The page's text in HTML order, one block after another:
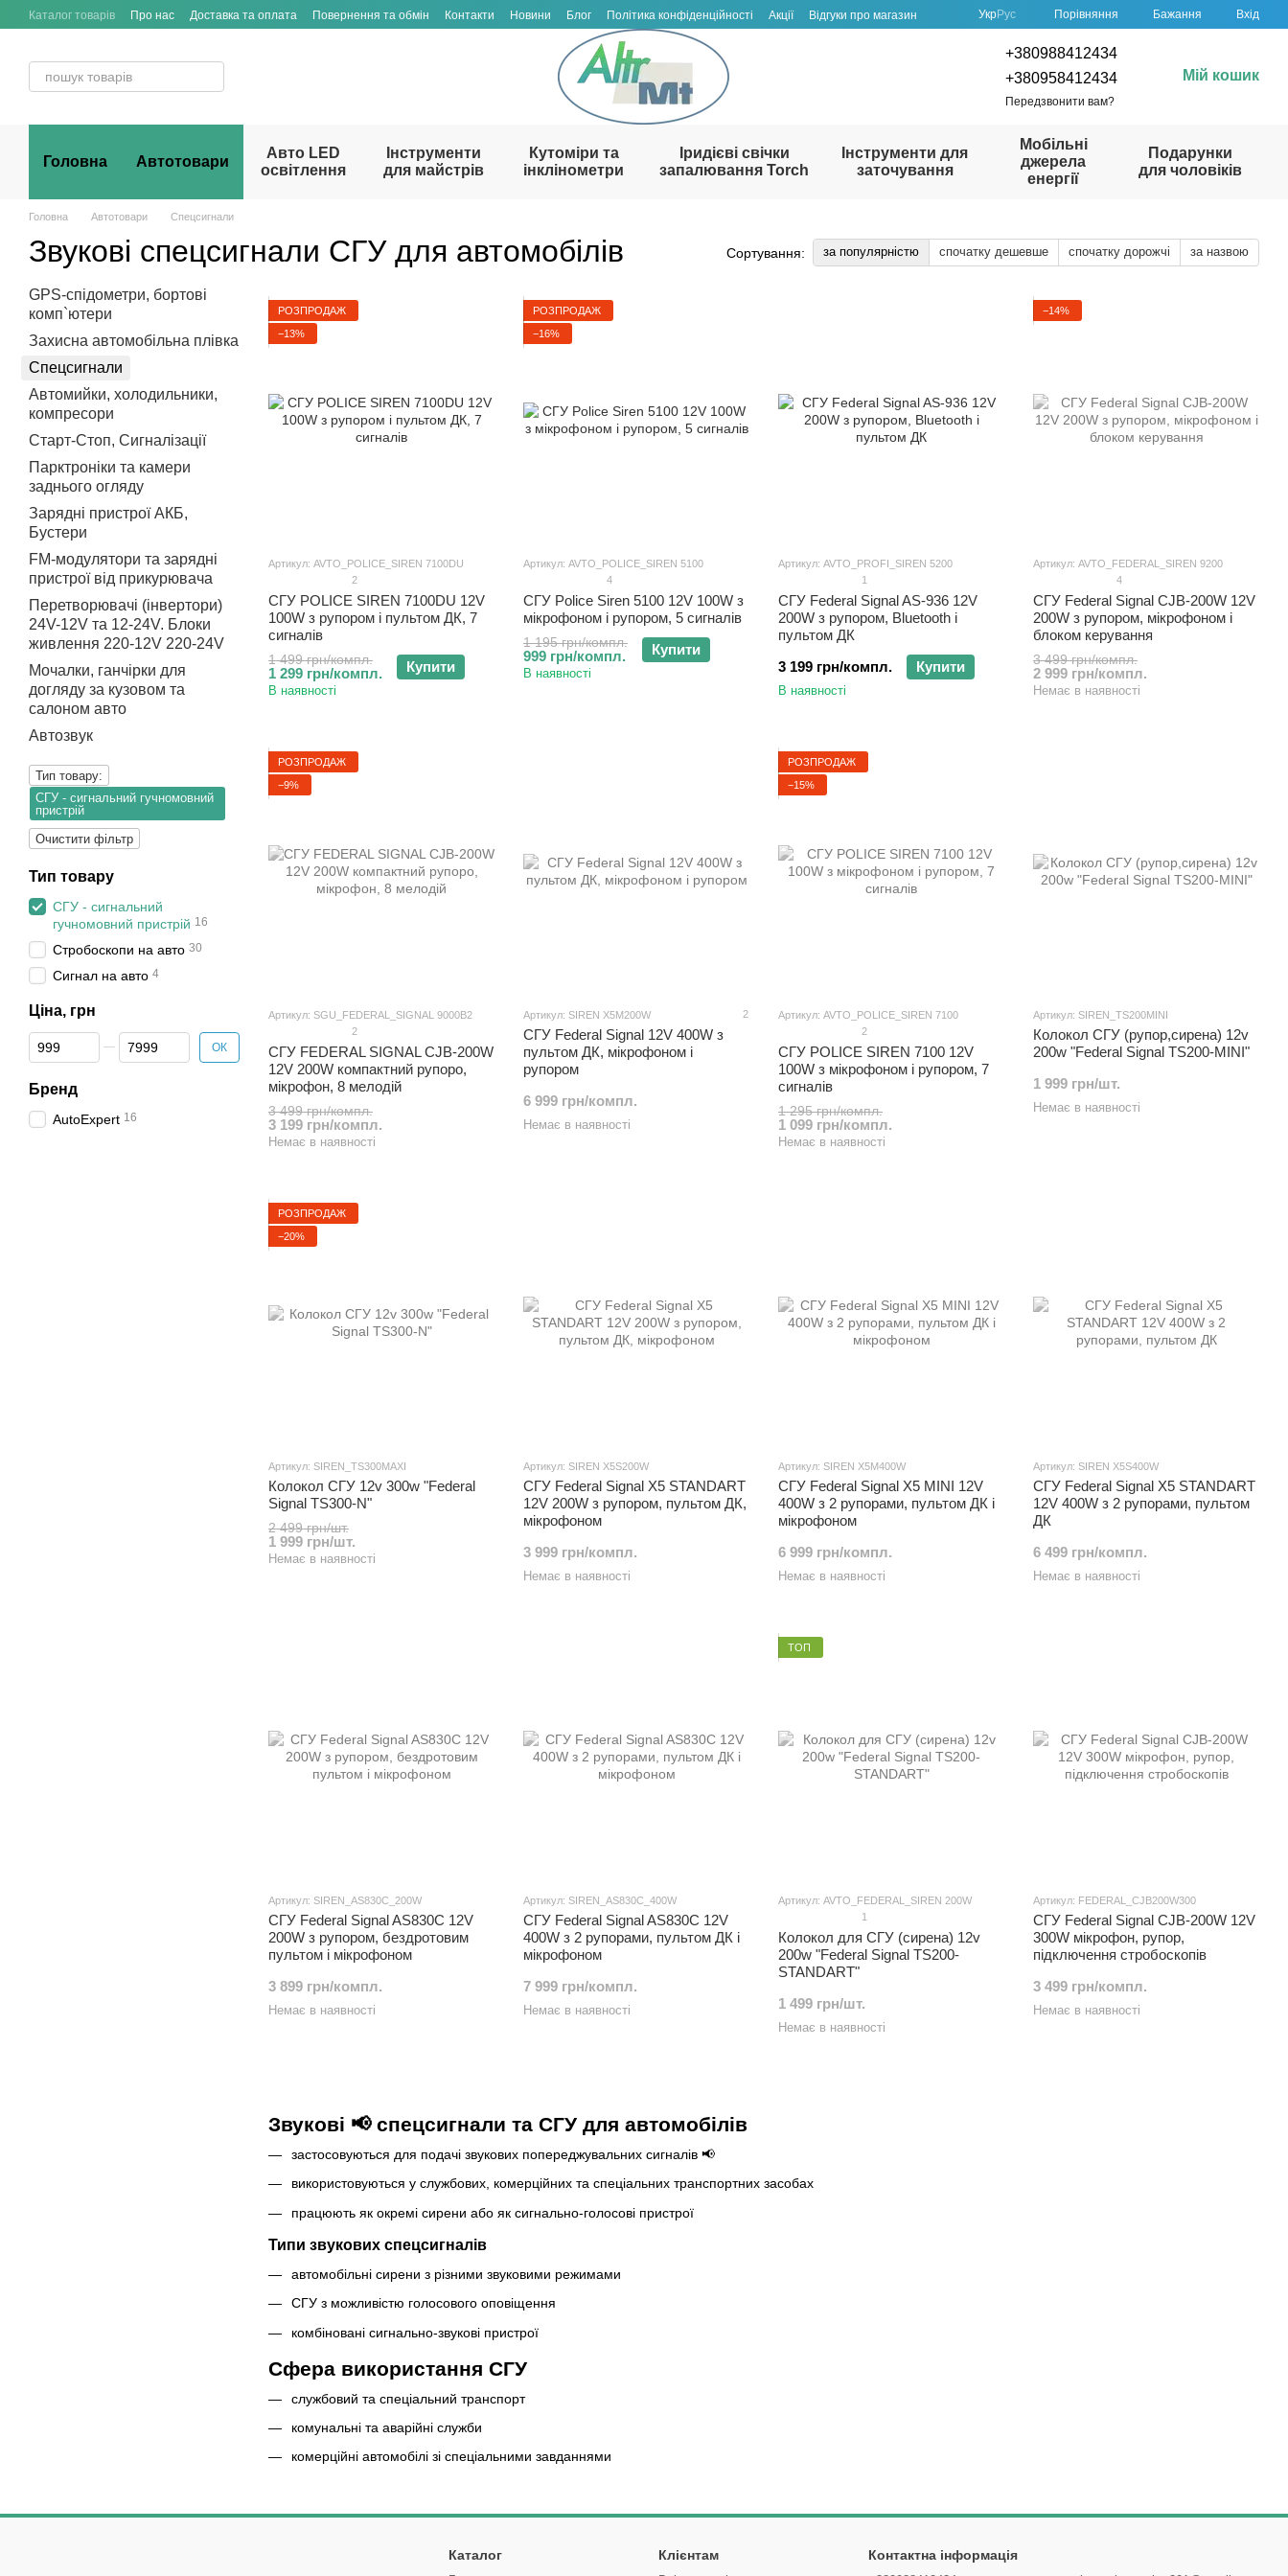
Перейти до основного контенту
Каталог товарів Про нас Доставка та оплата Повернення та обмін Контакти Новини Блог Політика конфіденційності Акції
Відгуки про магазин
УкрРус Порівняння Бажання Вхід
+380988412434
+380958412434
Передзвонити вам?
Мій кошик
Головна Автотовари
Авто LED
освітлення
Інструменти
для майстрів
Кутоміри та
інклінометри
Іридієві свічки
запалювання Torch
Інструменти для
заточування
Мобільні
джерела
енергії
Подарунки
для чоловіків
Головна Автотовари Спецсигнали
Звукові спецсигнали СГУ для автомобілів Сортування: за популярністю спочатку дешевше спочатку дорожчі за назвою
Звукові 📢 спецсигнали та СГУ для автомобілів
застосовуються для подачі звукових попереджувальних сигналів 📢
використовуються у службових, комерційних та спеціальних транспортних засобах
працюють як окремі сирени або як сигнально-голосові пристрої
Типи звукових спецсигналів
автомобільні сирени з різними звуковими режимами
СГУ з можливістю голосового оповіщення
комбіновані сигнально-звукові пристрої
Сфера використання СГУ
службовий та спеціальний транспорт
комунальні та аварійні служби
комерційні автомобілі зі спеціальними завданнями
РОЗПРОДАЖ
−13%
Артикул: AVTO_POLICE_SIREN 7100DU
2
СГУ POLICE SIREN 7100DU 12V
100W з рупором і пультом ДК, 7
сигналів
1 499 грн/компл.
1 299 грн/компл. Купити
В наявності
РОЗПРОДАЖ
−16%
Артикул: AVTO_POLICE_SIREN 5100
4
СГУ Police Siren 5100 12V 100W з
мікрофоном і рупором, 5 сигналів
1 195 грн/компл.
999 грн/компл. Купити
В наявності
Артикул: AVTO_PROFI_SIREN 5200
1
СГУ Federal Signal AS-936 12V
200W з рупором, Bluetooth і
пультом ДК
3 199 грн/компл.
Купити
В наявності
−14%
Артикул: AVTO_FEDERAL_SIREN 9200
4
СГУ Federal Signal CJB-200W 12V
200W з рупором, мікрофоном і
блоком керування
3 499 грн/компл.
2 999 грн/компл.
Немає в наявності
РОЗПРОДАЖ
−9%
Артикул: SGU_FEDERAL_SIGNAL 9000B2
2
СГУ FEDERAL SIGNAL CJB-200W
12V 200W компактний рупоро,
мікрофон, 8 мелодій
3 499 грн/компл.
3 199 грн/компл.
Немає в наявності
Артикул: SIREN X5M200W 2
СГУ Federal Signal 12V 400W з
пультом ДК, мікрофоном і
рупором
6 999 грн/компл.
Немає в наявності
РОЗПРОДАЖ
−15%
Артикул: AVTO_POLICE_SIREN 7100
2
СГУ POLICE SIREN 7100 12V
100W з мікрофоном і рупором, 7
сигналів
1 295 грн/компл.
1 099 грн/компл.
Немає в наявності
Артикул: SIREN_TS200MINI
Колокол СГУ (рупор,сирена) 12v
200w "Federal Signal TS200-MINI"
1 999 грн/шт.
Немає в наявності
РОЗПРОДАЖ
−20%
Артикул: SIREN_TS300MAXI
Колокол СГУ 12v 300w "Federal
Signal TS300-N"
2 499 грн/шт.
1 999 грн/шт.
Немає в наявності
Артикул: SIREN X5S200W
СГУ Federal Signal X5 STANDART
12V 200W з рупором, пультом ДК,
мікрофоном
3 999 грн/компл.
Немає в наявності
Артикул: SIREN X5M400W
СГУ Federal Signal X5 MINI 12V
400W з 2 рупорами, пультом ДК і
мікрофоном
6 999 грн/компл.
Немає в наявності
Артикул: SIREN X5S400W
СГУ Federal Signal X5 STANDART
12V 400W з 2 рупорами, пультом
ДК
6 499 грн/компл.
Немає в наявності
Артикул: SIREN_AS830C_200W
СГУ Federal Signal AS830C 12V
200W з рупором, бездротовим
пультом і мікрофоном
3 899 грн/компл.
Немає в наявності
Артикул: SIREN_AS830C_400W
СГУ Federal Signal AS830C 12V
400W з 2 рупорами, пультом ДК і
мікрофоном
7 999 грн/компл.
Немає в наявності
ТОП
Артикул: AVTO_FEDERAL_SIREN 200W
1
Колокол для СГУ (сирена) 12v
200w "Federal Signal TS200-
STANDART"
1 499 грн/шт.
Немає в наявності
Артикул: FEDERAL_CJB200W300
СГУ Federal Signal CJB-200W 12V
300W мікрофон, рупор,
підключення стробоскопів
3 499 грн/компл.
Немає в наявності
GPS-спідометри, бортові
комп`ютери
Захисна автомобільна плівка
Спецсигнали
Автомийки, холодильники,
компресори
Старт-Стоп, Сигналізації
Парктроніки та камери
заднього огляду
Зарядні пристрої АКБ,
Бустери
FM-модулятори та зарядні
пристрої від прикурювача
Перетворювачі (інвертори)
24V-12V та 12-24V. Блоки
живлення 220-12V 220-24V
Мочалки, ганчірки для
догляду за кузовом та
салоном авто
Автозвук
Тип товару:
СГУ - сигнальний гучномовний
пристрій
Очистити фільтр
Тип товару
СГУ - сигнальний
гучномовний пристрій 16
Стробоскопи на авто 30
Сигнал на авто 4
Ціна, грн
Від Ціна, грн
До Ціна, грн ОК
Бренд
AutoExpert 16
Каталог Клієнтам Контактна інформація